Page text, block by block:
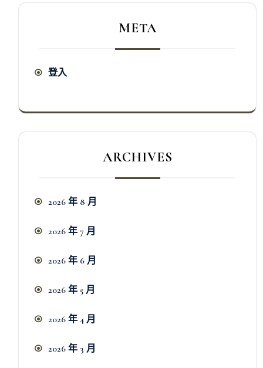
META
登入
ARCHIVES
2026 年 8 月
2026 年 7 月
2026 年 6 月
2026 年 5 月
2026 年 4 月
2026 年 3 月